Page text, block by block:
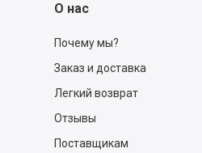
О нас
Почему мы?
Заказ и доставка
Легкий возврат
Отзывы
Поставщикам